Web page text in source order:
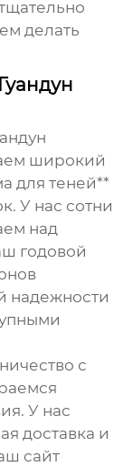
делать
широкий
для теней**
У нас сотни
над
годовой
надежности
с
У нас
доставка и
сайт